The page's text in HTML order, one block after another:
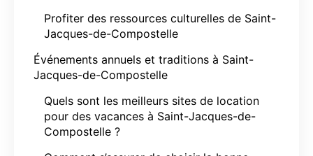
Profiter des ressources culturelles de Saint-
Jacques-de-Compostelle
Événements annuels et traditions à Saint-
Jacques-de-Compostelle
Quels sont les meilleurs sites de location
pour des vacances à Saint-Jacques-de-
Compostelle ?